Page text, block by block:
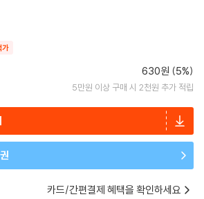
가
630원 (5%)
5만원 이상 구매 시 2천원 추가 적립
카드/간편결제 혜택을 확인하세요